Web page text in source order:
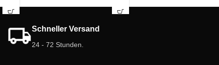
Mikrohabitat. 100 % naturbelassen &
sind sie sicher und einfach zu
Schneller Versand
24 - 72 Stunden.